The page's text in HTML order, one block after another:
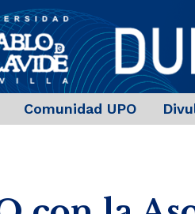
Comunidad UPO